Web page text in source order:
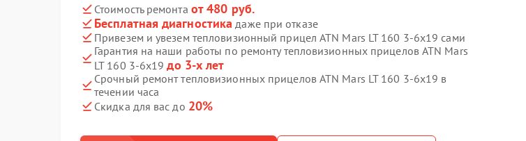
Стоимость ремонта от 480 руб.
Бесплатная диагностика даже при отказе
Привезем и увезем тепловизионный прицел ATN Mars LT 160 3-6x19 сами
Гарантия на наши работы по ремонту тепловизионных прицелов ATN Mars
LT 160 3-6x19до 3-х лет
Срочный ремонт тепловизионных прицелов ATN Mars LT 160 3-6x19 в
течении часа
Скидка для вас до 20%